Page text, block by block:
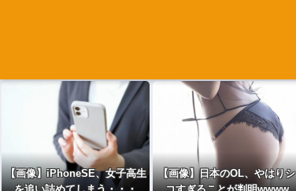
【画像】iPhoneSE、女子高生
【画像】日本のOL、やはりシ